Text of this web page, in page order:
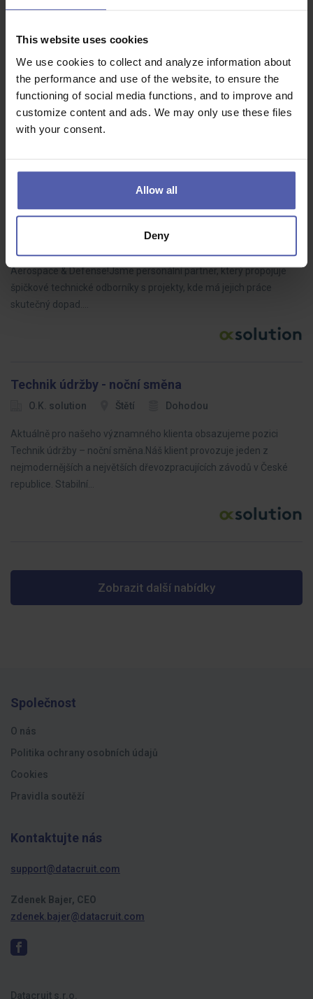
This website uses cookies
We use cookies to collect and analyze information about
the performance and use of the website, to ensure the
functioning of social media functions, and to improve and
customize content and ads. We may only use these files
with your consent.
Allow all
Deny
Technolog lisování - náborový bonus 50.000 Kč
Na této pozici získáte možnost podílet se na nových projektech,
pracovat s lisovací technologií na vysoké úrovni a vidět reálný
dopad své práce na výslednou výrobu. Po zaučení se můžete
zapojit i do…
Project Solution Engineer pro oblast Aerospace &
Staňte se Project Solution Engineerem v prestižním odvětví
Aerospace & Defense!Jsme personální partner, který propojuje
špičkové technické odborníky s projekty, kde má jejich práce
skutečný dopad.…
Technik údržby - noční směna
O.K. solution Štětí Dohodou
Aktuálně pro našeho významného klienta obsazujeme pozici
Technik údržby – noční směna.Náš klient provozuje jeden z
nejmodernějších a největších dřevozpracujících závodů v České
republice. Stabilní…
Zobrazit další nabídky
Společnost
O nás
Politika ochrany osobních údajů
Cookies
Pravidla soutěží
Kontaktujte nás
support@datacruit.com
Zdenek Bajer, CEO
zdenek.bajer@datacruit.com
Datacruit s.r.o.